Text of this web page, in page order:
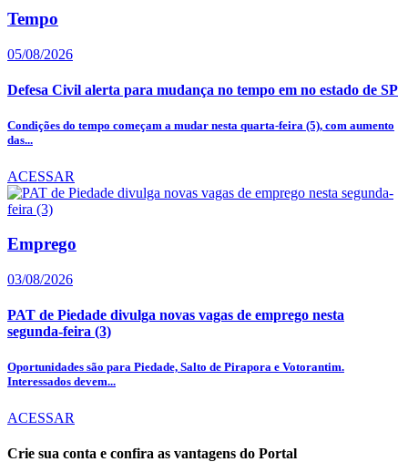
Tempo
05/08/2026
Defesa Civil alerta para mudança no tempo em no estado de SP
Condições do tempo começam a mudar nesta quarta-feira (5), com aumento
das...
ACESSAR
Emprego
03/08/2026
PAT de Piedade divulga novas vagas de emprego nesta
segunda-feira (3)
Oportunidades são para Piedade, Salto de Pirapora e Votorantim.
Interessados devem...
ACESSAR
Crie sua conta e confira as vantagens do Portal